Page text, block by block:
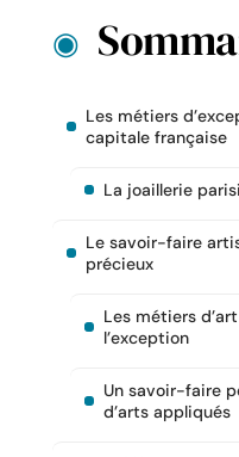
Les métiers
capitale française
La joaillerie
Le savoir-faire
précieux
Les métiers
l’exception
Un savoir-faire
d’arts appliqués